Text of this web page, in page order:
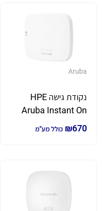
Aruba
נקודת גישה HPE
Aruba Instant On
₪670 כולל מע"מ